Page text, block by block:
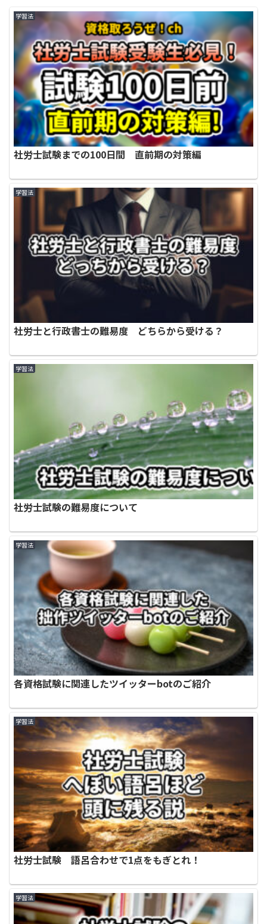
学習法
社労士試験までの100日間 直前期の対策編
学習法
社労士と行政書士の難易度 どちらから受ける？
学習法
社労士試験の難易度について
学習法
各資格試験に関連したツイッターbotのご紹介
学習法
社労士試験 語呂合わせで1点をもぎとれ！
学習法